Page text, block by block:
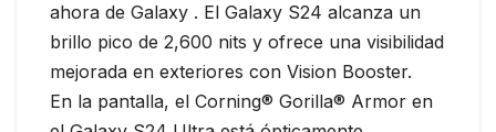
ahora de Galaxy . El Galaxy S24 alcanza un
brillo pico de 2,600 nits y ofrece una visibilidad
mejorada en exteriores con Vision Booster.
En la pantalla, el Corning® Gorilla® Armor en